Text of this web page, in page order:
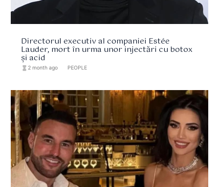
Directorul executiv al companiei Estée
Lauder, mort în urma unor injectări cu botox
și acid
hourglass_full 2 month ago PEOPLE